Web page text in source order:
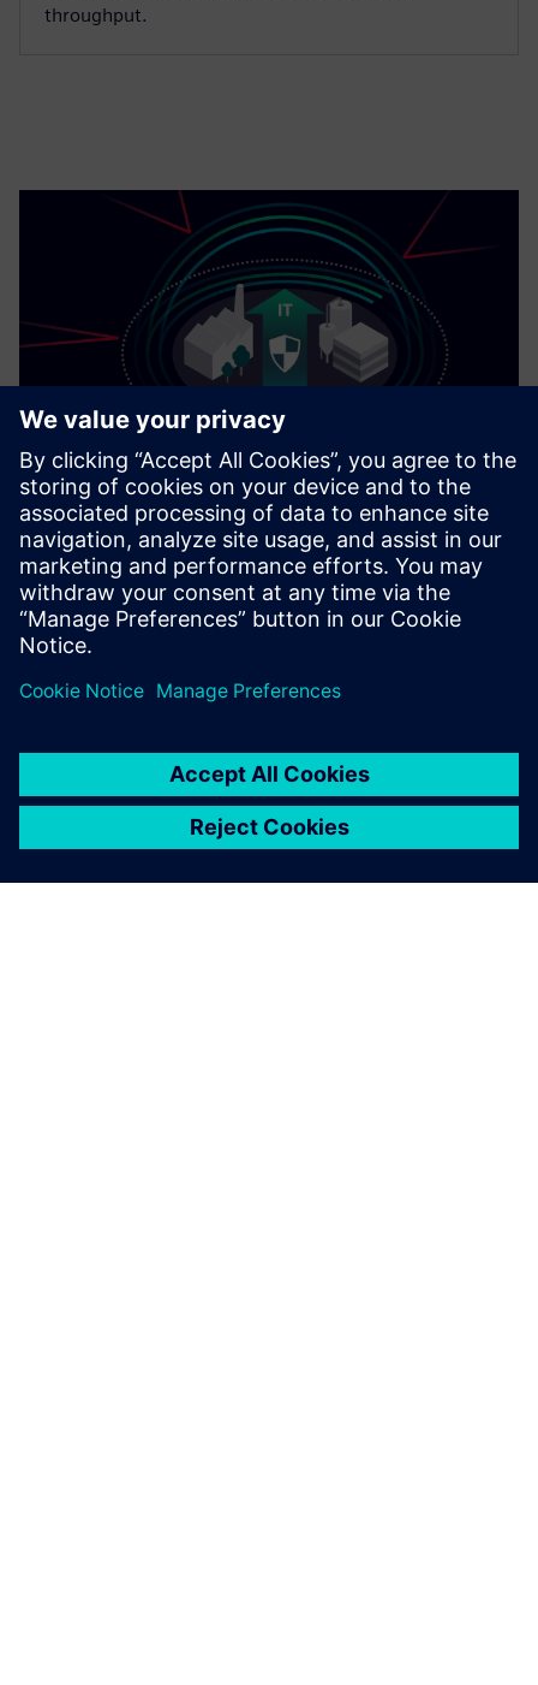
throughput.
Cybersecurity az ipar számára
Security információk
Az üzemek, rendszerek, gépek és hálózatok
holisztikus, korszerű ipari biztonsági koncepció
A Siemens termékei és megoldásai egy ilyen koncepció
egyetlen elemét alkotják. Az ipari biztonságról további
információkért, kérjük, látogasson el.
További információk